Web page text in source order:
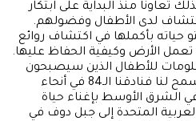
تعاونّا منذ البداية على ابتكار
لدى الأطفال وفضولهم.
بأكملها في اكتشاف روائع
الأرض وكيفية الحفاظ عليها.
للأطفال الذين سيصبحون
مسؤولين في المستقبل. وتسمح لنا فنادقنا الـ84 في أنحاء
ذلك 10 فنادق في الشرق الأوسط بإغناء حياة
المتحدة إلى جبل دوف في